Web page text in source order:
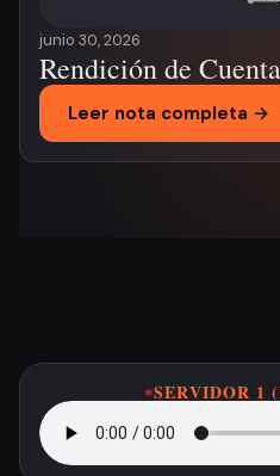
junio 30, 2026
Rendición de
Leer nota completa →
Escucha ETSA FM
SERVIDOR 1